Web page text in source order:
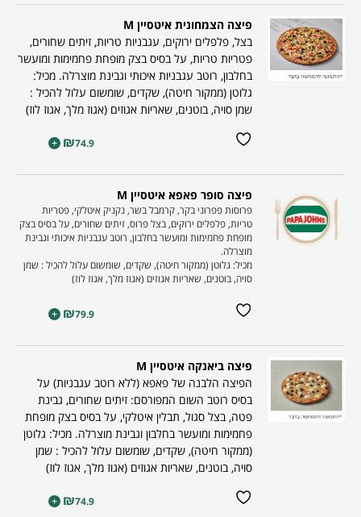
פיצה הצמחונית איטסיין M
בצל, פלפלים ירוקים, עגבניות טריות, זיתים שחורים,
פטריות טריות, על בסיס בצק מופחת פחמימות ומועשר
בחלבון, רוטב עגבניות איכותי וגבינת מוצרלה. מכיל:
גלוטן (ממקור חיטה), שקדים, שומשום עלול להכיל :
שמן סויה, בוטנים, שאריות אגוזים (אגוז מלך, אגוז לוז)
₪74.9
+
פיצה סופר פאפא איטסיין M
פרוסות פפרוני בקר, קרמבל בשר, נקניק איטלקי, פטריות
טריות, פלפלים ירוקים, בצל פרוס, זיתים שחורים, על בסיס בצק
מופחת פחמימות ומועשר בחלבון, רוטב עגבניות איכותי וגבינת
מוצרלה.
מכיל: גלוטן (ממקור חיטה), שקדים, שומשום עלול להכיל : שמן
סויה, בוטנים, שאריות אגוזים (אגוז מלך, אגוז לוז)
₪79.9
+
פיצה ביאנקה איטסיין M
הפיצה הלבנה של פאפא (ללא רוטב עגבניות) על
בסיס רוטב השום המפורסם: זיתים שחורים, גבינת
פטה, בצל סגול, תבלין איטלקי, על בסיס בצק מופחת
פחמימות ומועשר בחלבון וגבינת מוצרלה. מכיל: גלוטן
(ממקור חיטה), שקדים, שומשום עלול להכיל : שמן
סויה, בוטנים, שאריות אגוזים (אגוז מלך, אגוז לוז)
₪74.9
+